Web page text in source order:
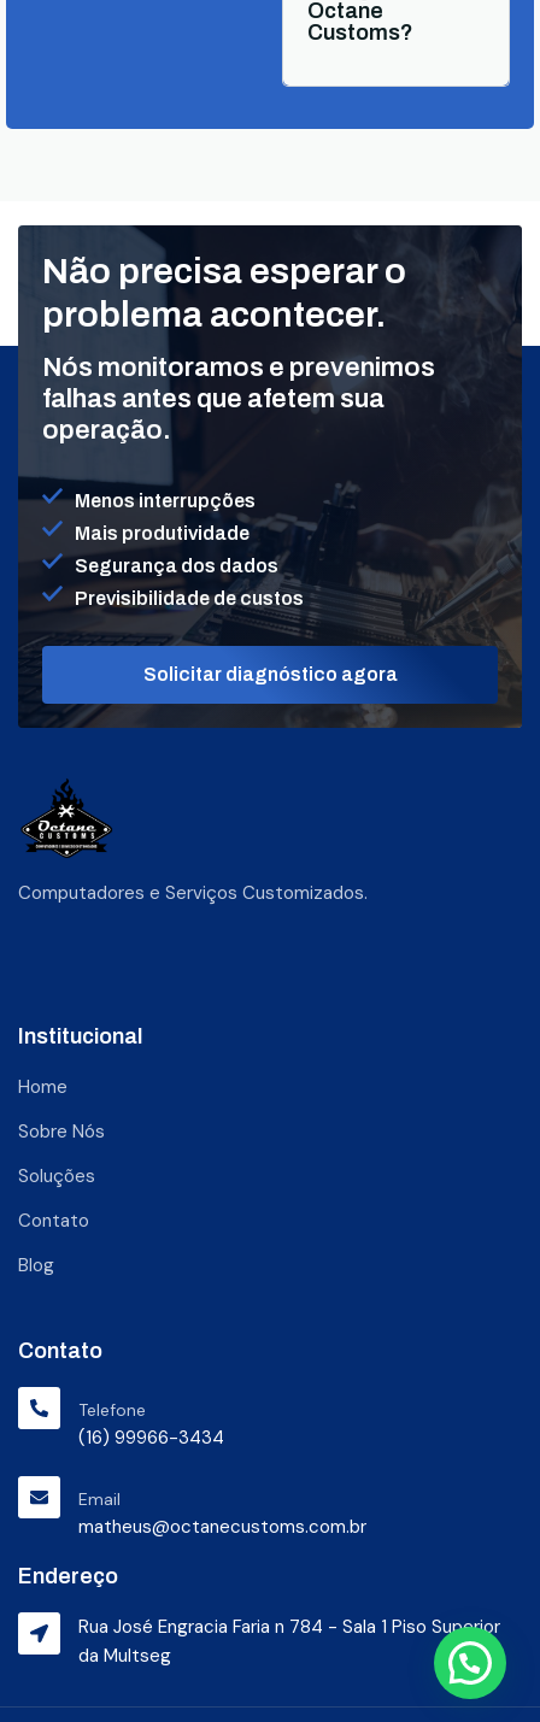
Octane
Customs?
Não precisa esperar o
problema acontecer.
Nós monitoramos e prevenimos
falhas antes que afetem sua
operação.
Menos interrupções
Mais produtividade
Segurança dos dados
Previsibilidade de custos
Solicitar diagnóstico agora
Computadores e Serviços Customizados.
Institucional
Home
Sobre Nós
Soluções
Contato
Blog
Contato
Telefone
(16) 99966-3434
Email
matheus@octanecustoms.com.br
Endereço
Rua José Engracia Faria n 784 - Sala 1 Piso Superior
da Multseg